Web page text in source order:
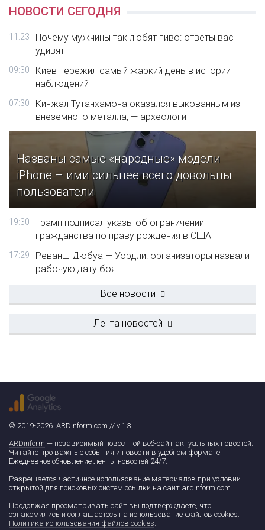
НОВОСТИ СЕГОДНЯ
11:23
Почему мужчины так любят пиво: ответы вас
удивят
09:30
Киев пережил самый жаркий день в истории
наблюдений
07:30
Кинжал Тутанхамона оказался выкованным из
внеземного металла, — археологи
Названы самые «народные» модели
iPhone – ими сильнее всего довольны
пользователи
19:30
Трамп подписал указы об ограничении
гражданства по праву рождения в США
17:29
Реванш Дюбуа — Уордли: организаторы назвали
рабочую дату боя
Все новости
Лента новостей
© 2019-2026. ARDinform.com // v.1.3
ARDinform — независимый новостной веб-сайт актуальных новостей.
Читайте про важные события и новости в удобном формате.
Ежедневное обновление ленты новостей 24/7.
Разрешается частичное использование материалов при условии
открытой для поисковых систем ссылки на сайт ardinform.com
Продолжая просматривать сайт вы подтверждаете, что
ознакомились и соглашаетесь на использование файлов cookies.
Политика использования файлов cookies.